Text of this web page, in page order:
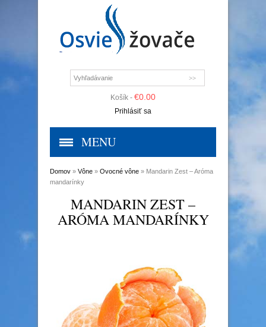
Košík - €0.00
Prihlásiť sa
MENU
Domov » Vône » Ovocné vône » Mandarin Zest – Aróma
mandarínky
MANDARIN ZEST –
ARÓMA MANDARÍNKY